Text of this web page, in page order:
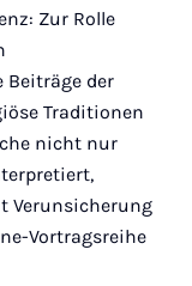
Zur Rolle
Beiträge der
Traditionen
nicht nur
Verunsicherung
Vortragsreihe